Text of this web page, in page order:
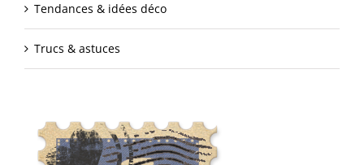
Tendances & idées déco
Trucs & astuces